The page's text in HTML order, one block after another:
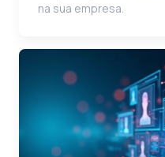
na sua empresa.